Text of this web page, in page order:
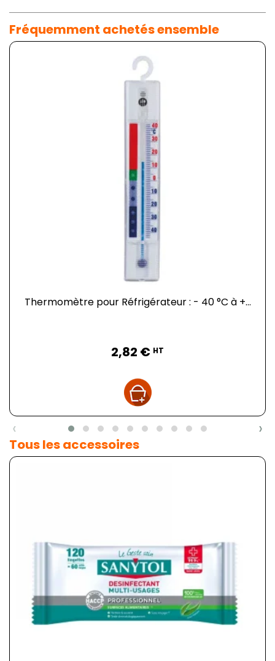
Fréquemment achetés ensemble
Thermomètre pour Réfrigérateur : - 40 °C à +...
2,82 € HT
‹ ›
Tous les accessoires